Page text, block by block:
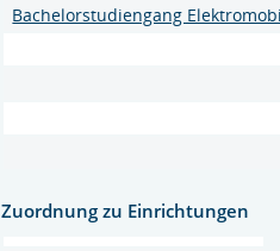
Bachelorstudiengang
Zuordnung zu Einrichtungen